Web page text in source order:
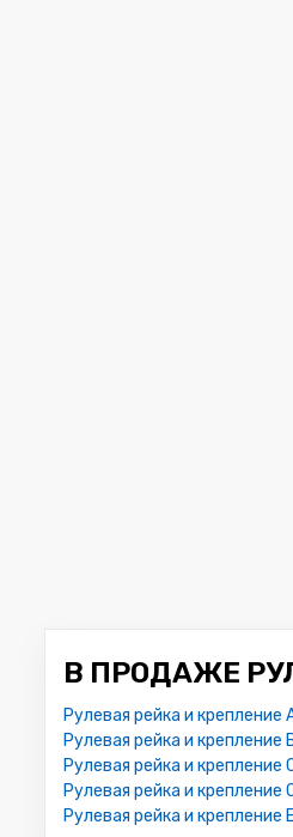
В ПРОДАЖЕ
Рулевая рейка и крепление
Рулевая рейка и крепление
Рулевая рейка и крепление
Рулевая рейка и крепление
Рулевая рейка и крепление